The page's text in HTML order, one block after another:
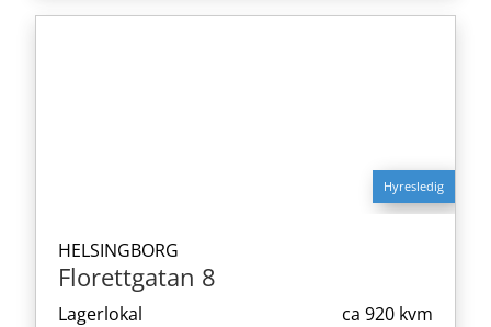
Hyresledig
HELSINGBORG
Florettgatan 8
Lagerlokal ca 920 kvm